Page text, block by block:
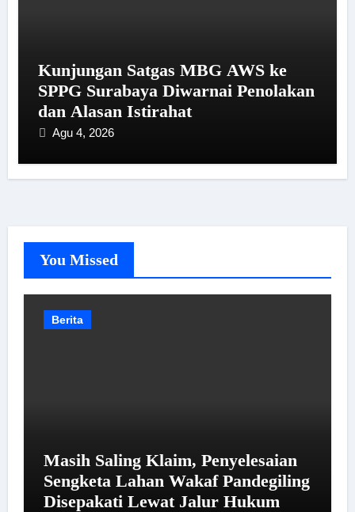
Kunjungan Satgas MBG AWS ke
SPPG Surabaya Diwarnai Penolakan
dan Alasan Istirahat
Agu 4, 2026
You Missed
Berita
Masih Saling Klaim, Penyelesaian
Sengketa Lahan Wakaf Pandegiling
Disepakati Lewat Jalur Hukum